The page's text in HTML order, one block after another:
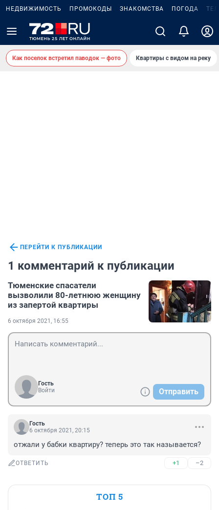
НЕДВИЖИМОСТЬ ПРОМОКОДЫ ЗНАКОМСТВА ПОГОДА
Как поселок встретил паводок — фото Квартиры с видом на реку
ПЕРЕЙТИ К ПУБЛИКАЦИИ
1 комментарий к публикации
Тюменские спасатели
вызволили 80-летнюю женщину
из запертой квартиры
6 октября 2021, 16:55
Гость
Войти
Отправить
Гость
6 октября 2021, 20:15
отжали у бабки квартиру? теперь это так называется?
ОТВЕТИТЬ +1 –2
ТОП 5